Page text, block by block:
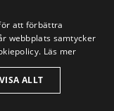
att förbättra
webbplats samtycker
Läs mer
ALLT